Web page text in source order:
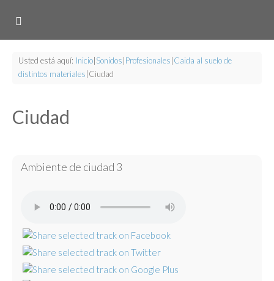
Usted está aquí: Inicio Sonidos Profesionales Caida al suelo de
distintos materiales Ciudad
Ciudad
Ambiente de ciudad 3